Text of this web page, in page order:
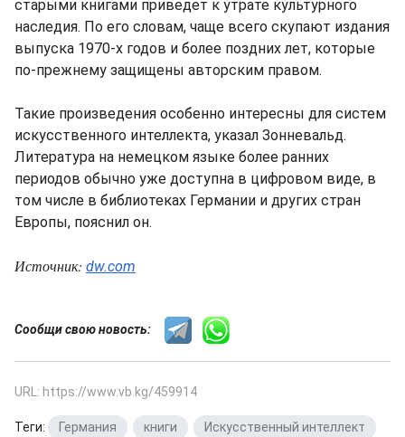
старыми книгами приведет к утрате культурного
наследия. По его словам, чаще всего скупают издания
выпуска 1970-х годов и более поздних лет, которые
по-прежнему защищены авторским правом.
Такие произведения особенно интересны для систем
искусственного интеллекта, указал Зонневальд.
Литература на немецком языке более ранних
периодов обычно уже доступна в цифровом виде, в
том числе в библиотеках Германии и других стран
Европы, пояснил он.
Источник: dw.com
Сообщи свою новость:
URL: https://www.vb.kg/459914
Теги: Германия книги Искусственный интеллект